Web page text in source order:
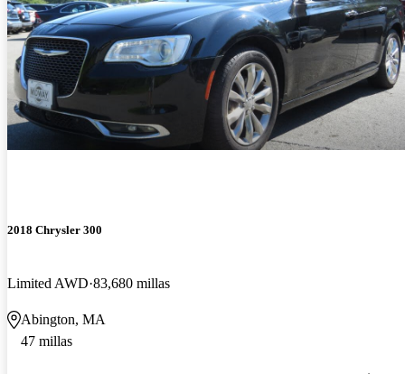
2018 Chrysler 300
Limited AWD 83,680 millas
Abington, MA
47 millas